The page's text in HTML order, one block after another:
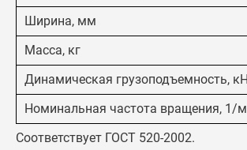
Ширина, мм
Масса, кг
Динамическая грузоподъемность, кН
Номинальная частота вращения, 1/
Соответствует ГОСТ 520-2002.